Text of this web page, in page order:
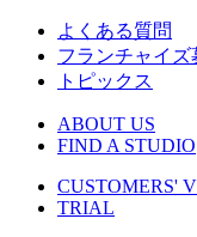
よくある質問
フランチャイズ
トピックス
ABOUT US
FIND A STUDIO
CUSTOMERS'
TRIAL